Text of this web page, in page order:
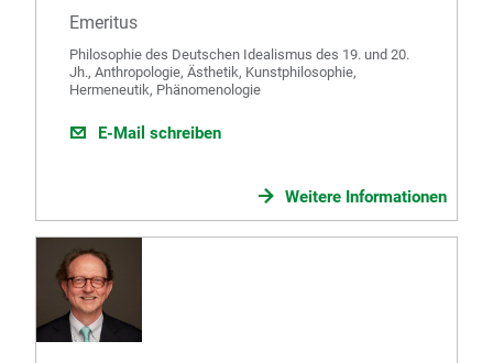
Emeritus
Philosophie des Deutschen Idealismus des 19. und 20.
Jh., Anthropologie, Ästhetik, Kunstphilosophie,
Hermeneutik, Phänomenologie
E-Mail schreiben
Weitere Informationen